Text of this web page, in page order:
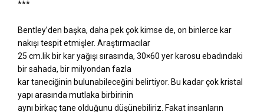
***
Bentley’den başka, daha pek çok kimse de, on binlerce kar
nakışı tespit etmişler. Araştırmacılar
25 cm.lik bir kar yağışı sırasında, 30×60 yer karosu ebadındaki
bir sahada, bir milyondan fazla
kar taneciğinin bulunabileceğini belirtiyor. Bu kadar çok kristal
yapı arasında mutlaka birbirinin
aynı birkaç tane olduğunu düşünebiliriz. Fakat insanların